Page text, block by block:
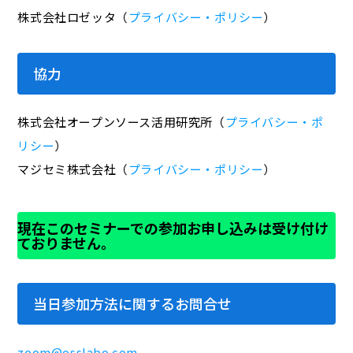
株式会社ロゼッタ（プライバシー・ポリシー）
協力
株式会社オープンソース活用研究所（プライバシー・ポ
リシー）
マジセミ株式会社（プライバシー・ポリシー）
現在このセミナーでの参加お申し込みは受け付け
ておりません。
当日参加方法に関するお問合せ